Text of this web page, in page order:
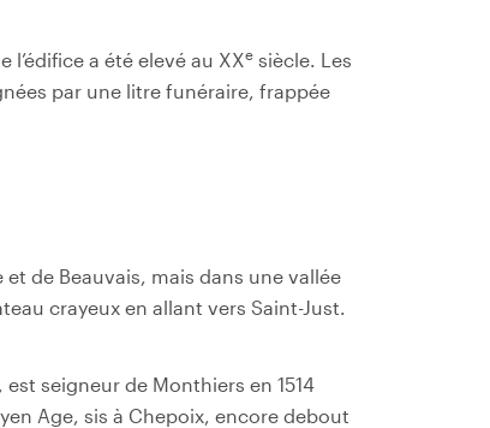
a été elevé au XXe siècle. Les
par une litre funéraire, frappée
et de Beauvais, mais dans une vallée
crayeux en allant vers Saint-Just.
seigneur de Monthiers en 1514
Age, sis à Chepoix, encore debout